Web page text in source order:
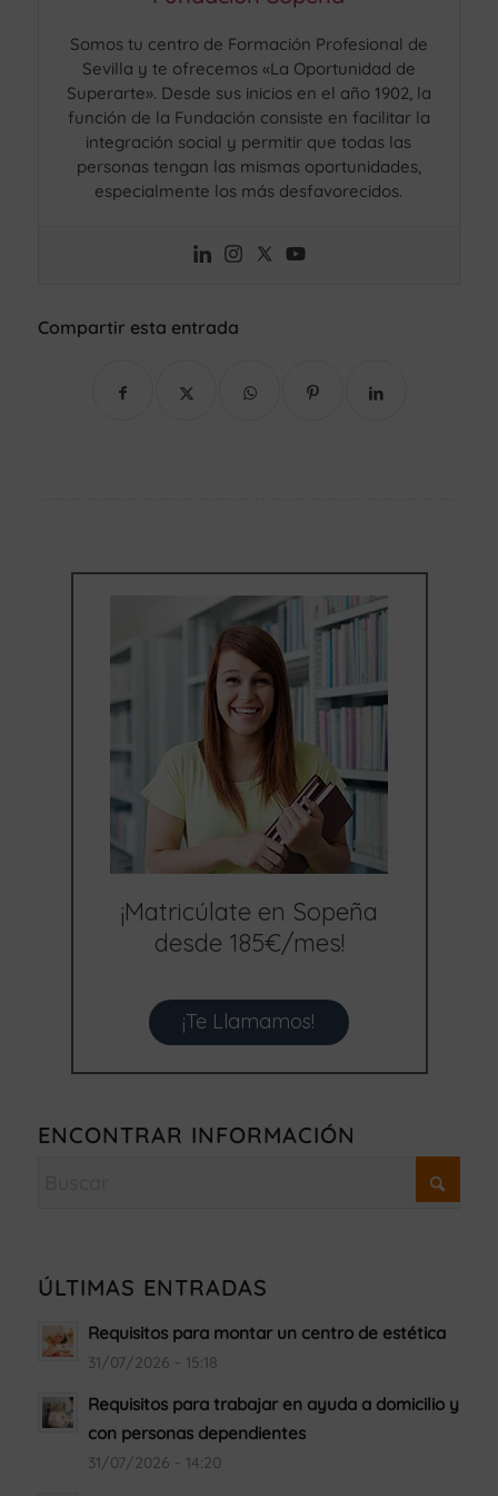
Somos tu centro de Formación Profesional de
Sevilla y te ofrecemos «La Oportunidad de
Superarte». Desde sus inicios en el año 1902, la
función de la Fundación consiste en facilitar la
integración social y permitir que todas las
personas tengan las mismas oportunidades,
especialmente los más desfavorecidos.
Compartir esta entrada
¡Matricúlate en Sopeña
desde 185€/mes!
¡Te Llamamos!
ENCONTRAR INFORMACIÓN
ÚLTIMAS ENTRADAS
Requisitos para montar un centro de estética
31/07/2026 - 15:18
Requisitos para trabajar en ayuda a domicilio y
con personas dependientes
31/07/2026 - 14:20